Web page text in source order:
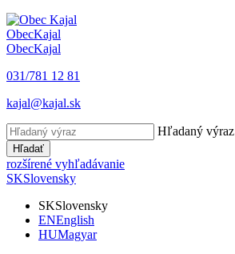
ObecKajal
ObecKajal
031/781 12 81
kajal@kajal.sk
Hľadaný výraz
Hľadať
rozšírené vyhľadávanie
SKSlovensky
SKSlovensky
ENEnglish
HUMagyar